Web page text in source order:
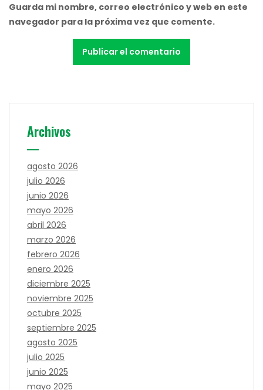
Guarda mi nombre, correo electrónico y web en este
navegador para la próxima vez que comente.
Archivos
agosto 2026
julio 2026
junio 2026
mayo 2026
abril 2026
marzo 2026
febrero 2026
enero 2026
diciembre 2025
noviembre 2025
octubre 2025
septiembre 2025
agosto 2025
julio 2025
junio 2025
mayo 2025